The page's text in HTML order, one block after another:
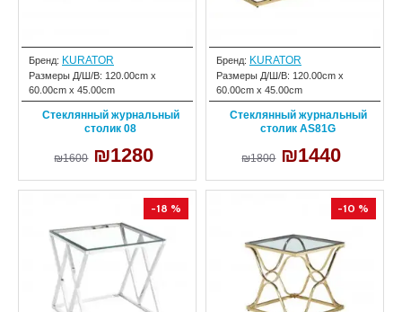
Бренд: KURATOR
Размеры Д/Ш/В: 120.00cm x
60.00cm x 45.00cm
Cтеклянный журнальный
столик 08
₪1600 ₪1280
Бренд: KURATOR
Размеры Д/Ш/В: 120.00cm x
60.00cm x 45.00cm
Cтеклянный журнальный
столик AS81G
₪1800 ₪1440
-18 % -10 %